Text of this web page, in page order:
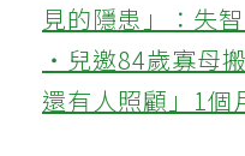
見的隱患」：失
‧兒邀84歲寡母
還有人照顧」1個